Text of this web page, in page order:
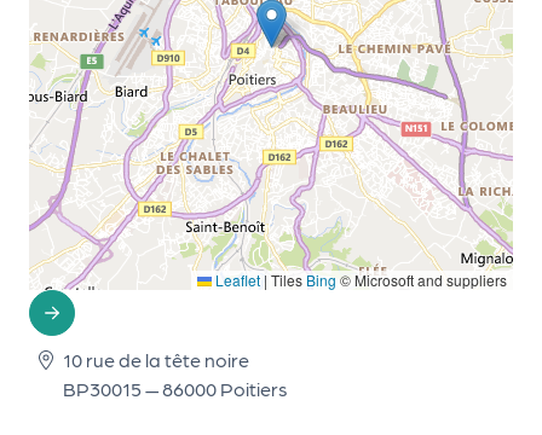
Leaflet | Tiles Bing © Microsoft and suppliers
10 rue de la tête noire
BP30015 — 86000 Poitiers
o
r
g
a
n
i
s
a
t